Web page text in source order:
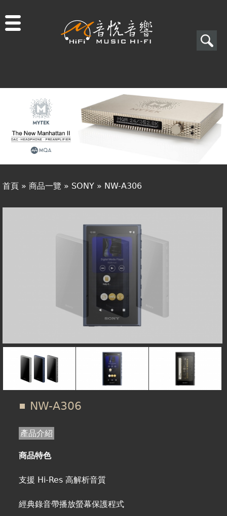
搜
表
單
搜
尋
商品一覽
二手專區
視聽專欄
購物須知
您
首頁 » 商品一覽 » SONY » NW-A306
NW-A306
產品介紹
商品特色
支援 Hi-Res 高解析音質
經典錄音帶播放螢幕保護程式